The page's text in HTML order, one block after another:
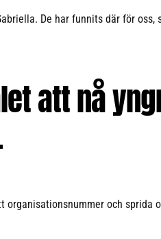
De har funnits där för oss,
att nå
och sprida